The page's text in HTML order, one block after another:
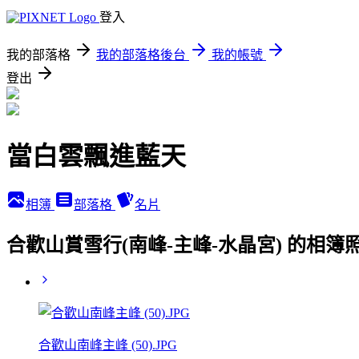
登入
我的部落格 我的部落格後台
我的帳號
登出
當白雲飄進藍天
相簿 部落格 名片
合歡山賞雪行(南峰-主峰-水晶宮) 的相簿
合歡山南峰主峰 (50).JPG